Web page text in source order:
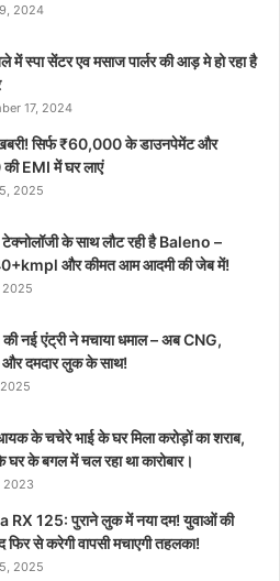
2024
में स्पा सेंटर एव मसाज पार्लर की आड़ मे हो रहा है
17, 2024
सिर्फ ₹60,000 के डाउनपेमेंट और
EMI में घर लाएं
2025
के साथ लौट रही है Baleno –
और कीमत आम आदमी की जेब में!
2025
नई एंट्री ने मचाया धमाल – अब CNG,
दमदार लुक के साथ!
के चचेरे भाई के घर मिला करोड़ों का शराब,
घर के बगल में चल रहा था कारोबार।
2023
RX 125: पुराने लुक में नया दम! युवाओं की
फिर से करेगी वापसी मचाएगी तहलका!
2025